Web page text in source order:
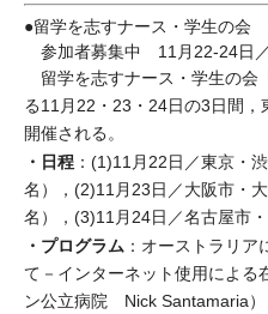
●留学を志すナース・学生の会
参加者募集中 11月22-24日
留学を志すナース・学生の会
る11月22・23・24日の3日間
開催される。
・日程 ：(1)11月22日／東京・
名），(2)11月23日／大阪市・
名），(3)11月24日／名古屋市
・プログラム ：オーストラリ
て－インターネット使用による
ン公立病院 Nick Santamaria）